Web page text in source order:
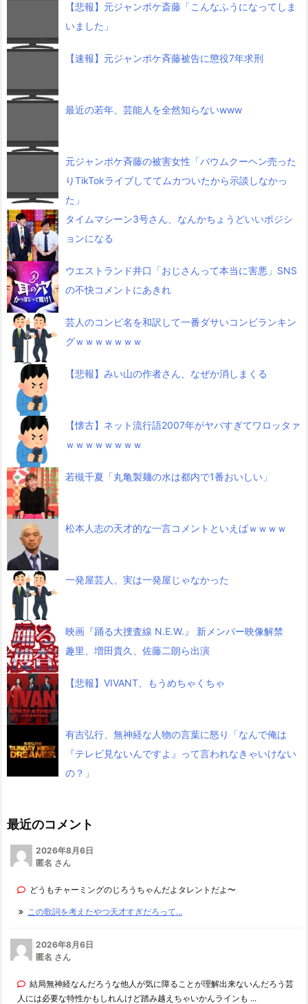
【悲報】元ジャンポケ斎藤「こんなふうになってしま
いました」
【速報】元ジャンポケ斉藤被告に懲役7年求刑
最近の若年、芸能人を全然知らないwww
元ジャンポケ斉藤の被害女性「バウムクーヘン売った
りTikTokライブしててムカついたから示談しなかっ
た」
タイムマシーン3号さん、なんかちょうどいいポジシ
ョンになる
ウエストランド井口「おじさんって本当に害悪」SNS
の不快コメントにあきれ
芸人のコンビ名を和訳して一番ダサいコンビランキン
グｗｗｗｗｗｗｗ
【悲報】みい山の作者さん、なぜか消しまくる
【懐古】ネット流行語2007年がヤバすぎてワロッタァ
ｗｗｗｗｗｗｗｗ
若槻千夏「丸亀製麺の水は都内で1番おいしい」
松本人志の天才的な一言コメントといえばｗｗｗｗ
一発屋芸人、実は一発屋じゃなかった
映画『踊る大捜査線 N.E.W.』 新メンバー映像解禁
趣里、増田貴久、佐藤二朗ら出演
【悲報】VIVANT、もうめちゃくちゃ
有吉弘行、無神経な人物の言葉に怒り「なんで俺は
『テレビ見ないんですよ』って言われなきゃいけない
の？」
最近のコメント
2026年8月6日
匿名 さん
どうもチャーミングのじろうちゃんだよタレントだよ〜
この歌詞を考えたやつ天才すぎだろって...
2026年8月6日
匿名 さん
結局無神経なんだろうな他人が気に障ることが理解出来ないんだろう芸
人には必要な特性かもしれんけど踏み越えちゃいかんラインも ...